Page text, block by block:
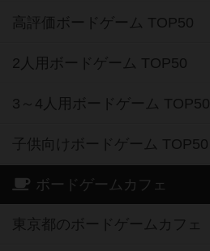
高評価ボードゲーム TOP50
2人用ボードゲーム TOP50
3～4人用ボードゲーム TOP50
子供向けボードゲーム TOP50
ボードゲームカフェ
東京都のボードゲームカフェ